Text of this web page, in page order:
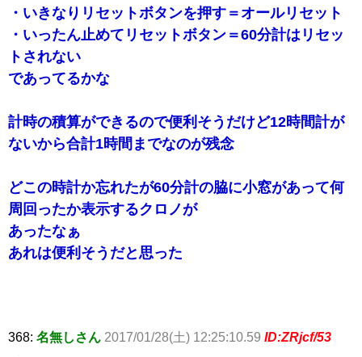
・いきなりリセットボタンを押す＝オールリセット
・いったん止めてリセットボタン＝60分計はリセッ
トされない
であってるかな
計時の積算ができるので便利そうだけど12時間計が
ないから合計1時間までなのが残念
どこの時計か忘れたが60分計の脇に小窓があって何
周回ったか表示するクロノが
あったなぁ
あれは便利そうだと思った
368: 名無しさん 2017/01/28(土) 12:25:10.59 ID:ZRjcf/53